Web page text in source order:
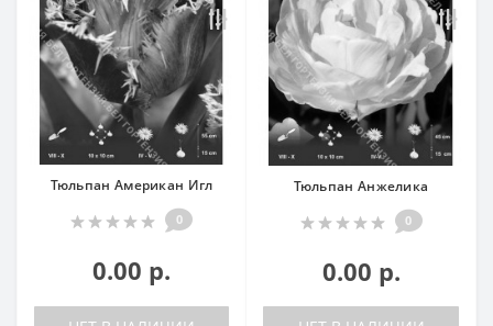
Тюльпан Американ Игл
0
0.00 р.
Тюльпан Анжелика
0
0.00 р.